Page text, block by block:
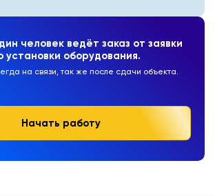
человек ведёт заказ от заявки
установки оборудования.
на связи, так же после сдачи объекта.
Начать работу